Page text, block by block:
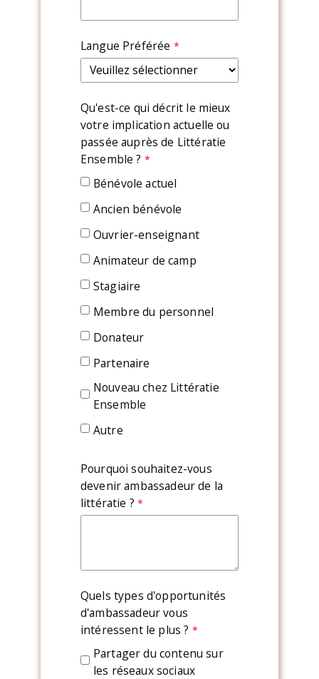
Langue Préférée
Qu'est-ce qui décrit le mieux
votre implication actuelle ou
passée auprès de Littératie
Ensemble ?
Bénévole actuel
Ancien bénévole
Ouvrier-enseignant
Animateur de camp
Stagiaire
Membre du personnel
Donateur
Partenaire
Nouveau chez Littératie
Ensemble
Autre
Pourquoi souhaitez-vous
devenir ambassadeur de la
littératie ?
Quels types d'opportunités
d'ambassadeur vous
intéressent le plus ?
Partager du contenu sur
les réseaux sociaux